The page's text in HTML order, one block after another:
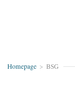
Homepage > BSG